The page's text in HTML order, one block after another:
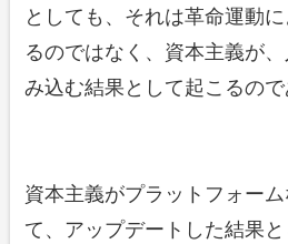
としても、それは革命運動
るのではなく、資本主義が
み込む結果として起こるので
資本主義がプラットフォー
て、アップデートした結果